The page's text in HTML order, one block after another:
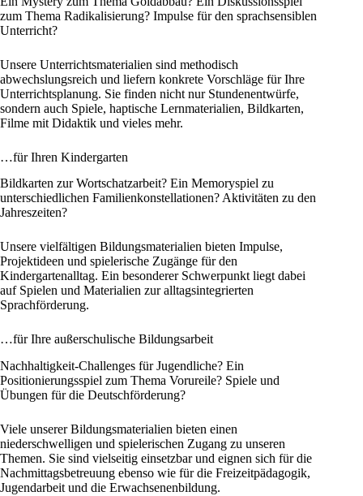
zum Thema Radikalisierung? Impulse für den sprachsensiblen
Unterricht?
Unsere Unterrichtsmaterialien sind methodisch
abwechslungsreich und liefern konkrete Vorschläge für Ihre
Unterrichtsplanung. Sie finden nicht nur Stundenentwürfe,
sondern auch Spiele, haptische Lernmaterialien, Bildkarten,
Filme mit Didaktik und vieles mehr.
…für Ihren Kindergarten
Bildkarten zur Wortschatzarbeit? Ein Memoryspiel zu
unterschiedlichen Familienkonstellationen? Aktivitäten zu den
Jahreszeiten?
Unsere vielfältigen Bildungsmaterialien bieten Impulse,
Projektideen und spielerische Zugänge für den
Kindergartenalltag. Ein besonderer Schwerpunkt liegt dabei
auf Spielen und Materialien zur alltagsintegrierten
Sprachförderung.
…für Ihre außerschulische Bildungsarbeit
Nachhaltigkeit-Challenges für Jugendliche? Ein
Positionierungsspiel zum Thema Vorureile? Spiele und
Übungen für die Deutschförderung?
Viele unserer Bildungsmaterialien bieten einen
niederschwelligen und spielerischen Zugang zu unseren
Themen. Sie sind vielseitig einsetzbar und eignen sich für die
Nachmittagsbetreuung ebenso wie für die Freizeitpädagogik,
Jugendarbeit und die Erwachsenenbildung.